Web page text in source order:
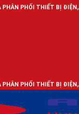
BỊ ĐIỆN, DÂY ĐIỆN VÀ
BỊ ĐIỆN, DÂY ĐIỆN VÀ